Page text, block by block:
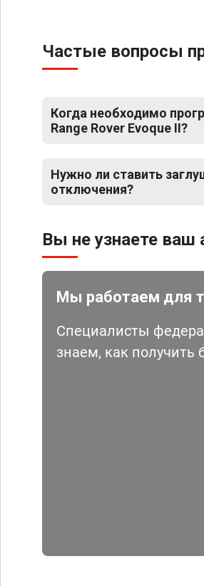
Частые вопросы
Когда необходимо
Range Rover Evoque II?
Нужно ли ставить
отключения?
Вы не узнаете ваш
Мы работаем для
Специалисты
знаем, как